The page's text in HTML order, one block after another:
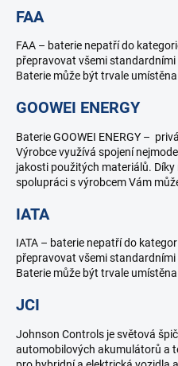
FAA
FAA – baterie nepatří do
přepravovat všemi
Baterie může být trvale umístěna
GOOWEI ENERGY
Baterie GOOWEI ENERGY –
Výrobce využívá spojení
jakosti použitých materiálů.
spolupráci s výrobcem Vám
IATA
IATA – baterie nepatří do
přepravovat všemi
Baterie může být trvale umístěna
JCI
Johnson Controls je světová
automobilových akumulátorů a